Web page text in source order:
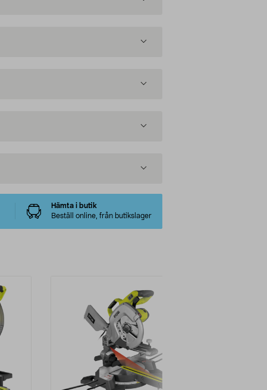
Hämta i butik
Beställ online, från butikslager